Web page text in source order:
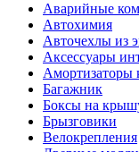
Аварийные
Автохимия
Авточехлы из
Аксессуары
Амортизаторы
Багажник
Боксы на
Брызговики
Велокрепления